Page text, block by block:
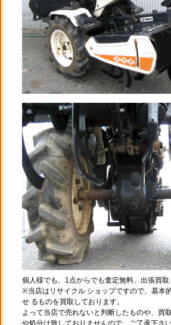
個人様でも、1点からでも査定無料、出張買取
※当店はリサイクル ショップですので、基本
せ るものを買取しております。
よって当店で売れないと判断したものや、買
や処分は致しておりませんので、ご了承下さい